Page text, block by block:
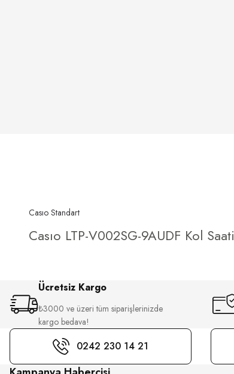
Casıo Standart
Casıo LTP-V002SG-9AUDF Kol Saati
Ücretsiz Kargo
₺3000 ve üzeri tüm siparişlerinizde
kargo bedava!
0242 230 14 21